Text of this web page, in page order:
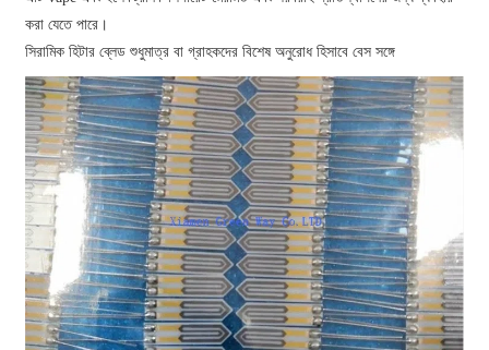
করা যেতে পারে।
সিরামিক হিটার ব্লেড শুধুমাত্র বা গ্রাহকদের বিশেষ অনুরোধ হিসাবে বেস সঙ্গে